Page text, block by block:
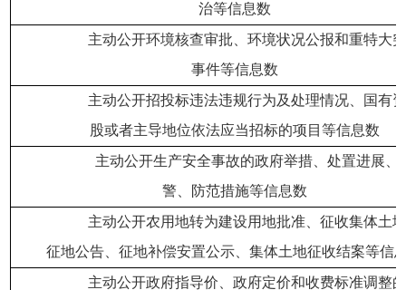
治等信息数
主动公开环境核查审批、环境状况公报和重特大
事件等信息数
主动公开招投标违法违规行为及处理情况、国有
股或者主导地位依法应当招标的项目等信息数
主动公开生产安全事故的政府举措、处置进展、
警、防范措施等信息数
主动公开农用地转为建设用地批准、征收集体土
征地公告、征地补偿安置公示、集体土地征收结案等信
主动公开政府指导价、政府定价和收费标准调整